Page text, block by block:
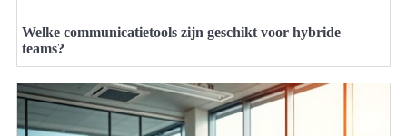
Welke communicatietools zijn geschikt voor hybride
teams?